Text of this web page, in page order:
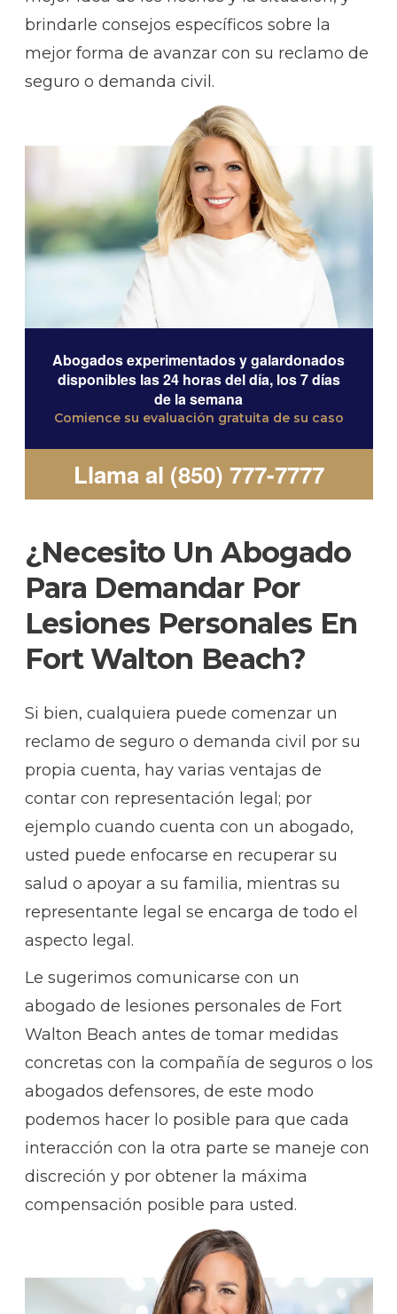
brindarle consejos específicos sobre la
mejor forma de avanzar con su reclamo de
seguro o demanda civil.
Abogados experimentados y galardonados
disponibles las 24 horas del día, los 7 días
de la semana
Comience su evaluación gratuita de su caso
Llama al (850) 777-7777
¿Necesito Un Abogado
Para Demandar Por
Lesiones Personales En
Fort Walton Beach?
Si bien, cualquiera puede comenzar un
reclamo de seguro o demanda civil por su
propia cuenta, hay varias ventajas de
contar con representación legal; por
ejemplo cuando cuenta con un abogado,
usted puede enfocarse en recuperar su
salud o apoyar a su familia, mientras su
representante legal se encarga de todo el
aspecto legal.
Le sugerimos comunicarse con un
abogado de lesiones personales de Fort
Walton Beach antes de tomar medidas
concretas con la compañía de seguros o los
abogados defensores, de este modo
podemos hacer lo posible para que cada
interacción con la otra parte se maneje con
discreción y por obtener la máxima
compensación posible para usted.